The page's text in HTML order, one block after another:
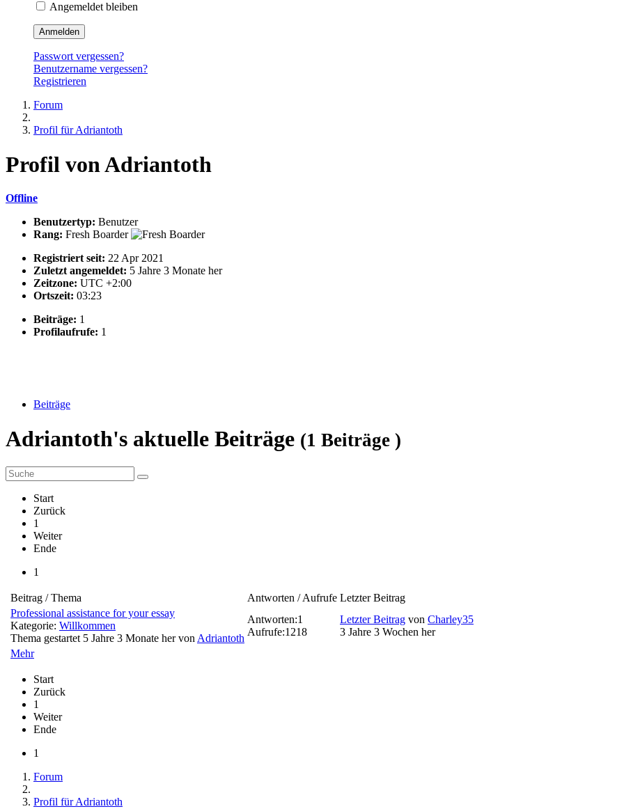
Angemeldet bleiben
Anmelden
Passwort vergessen?
Benutzername vergessen?
Registrieren
Forum
Profil für Adriantoth
Profil von Adriantoth
Offline
Benutzertyp: Benutzer
Rang: Fresh Boarder
Registriert seit: 22 Apr 2021
Zuletzt angemeldet: 5 Jahre 3 Monate her
Zeitzone: UTC +2:00
Ortszeit: 03:23
Beiträge: 1
Profilaufrufe: 1
Beiträge
Adriantoth's aktuelle Beiträge (1 Beiträge )
Start
Zurück
1
Weiter
Ende
1
Beitrag / Thema Antworten / Aufrufe Letzter Beitrag
Mehr
Professional assistance for your essay
Kategorie: Willkommen
Thema gestartet 5 Jahre 3 Monate her von Adriantoth
Antworten:1
Aufrufe:1218
Letzter Beitrag von Charley35
3 Jahre 3 Wochen her
Start
Zurück
1
Weiter
Ende
1
Forum
Profil für Adriantoth